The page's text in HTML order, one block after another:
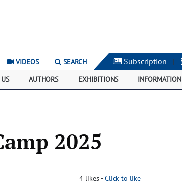
VIDEOS SEARCH Subscription |
AUTHORS EXHIBITIONS INFORMATION
2025
4likes-Click to like